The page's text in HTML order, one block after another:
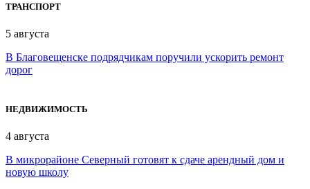
ТРАНСПОРТ
5 августа
В Благовещенске подрядчикам поручили ускорить ремонт
дорог
НЕДВИЖИМОСТЬ
4 августа
В микрорайоне Северный готовят к сдаче арендный дом и
новую школу